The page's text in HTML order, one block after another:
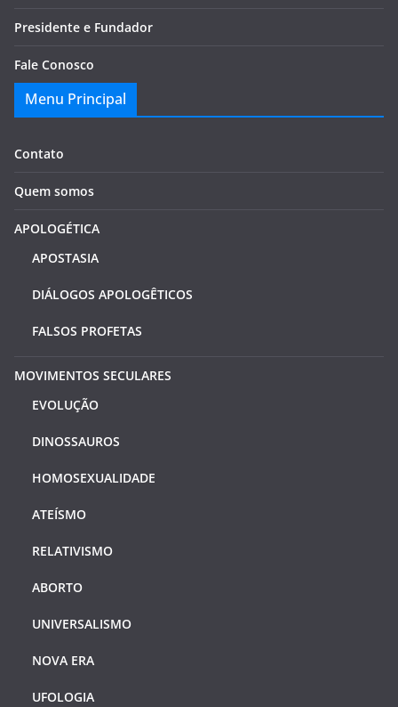
Presidente e Fundador
Fale Conosco
Menu Principal
Contato
Quem somos
APOLOGÉTICA
APOSTASIA
DIÁLOGOS APOLOGÊTICOS
FALSOS PROFETAS
MOVIMENTOS SECULARES
EVOLUÇÃO
DINOSSAUROS
HOMOSEXUALIDADE
ATEÍSMO
RELATIVISMO
ABORTO
UNIVERSALISMO
NOVA ERA
UFOLOGIA